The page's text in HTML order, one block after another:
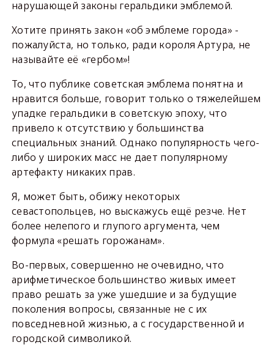
нарушающей законы геральдики эмблемой.
Хотите принять закон «об эмблеме города» -
пожалуйста, но только, ради короля Артура, не
называйте её «гербом»!
То, что публике советская эмблема понятна и
нравится больше, говорит только о тяжелейшем
упадке геральдики в советскую эпоху, что
привело к отсутствию у большинства
специальных знаний. Однако популярность чего-
либо у широких масс не дает популярному
артефакту никаких прав.
Я, может быть, обижу некоторых
севастопольцев, но выскажусь ещё резче. Нет
более нелепого и глупого аргумента, чем
формула «решать горожанам».
Во-первых, совершенно не очевидно, что
арифметическое большинство живых имеет
право решать за уже ушедшие и за будущие
поколения вопросы, связанные не с их
повседневной жизнью, а с государственной и
городской символикой.